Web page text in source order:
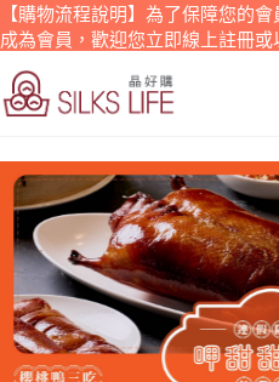
【購物流程說明】為了保障您的
成為會員，歡迎您立即線上註冊或
至
內
容